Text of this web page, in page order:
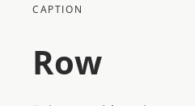
CAPTION
Row